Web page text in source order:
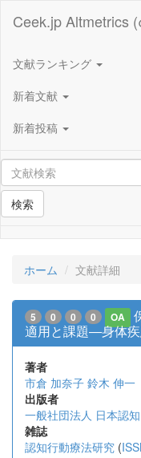
Ceek.jp Altmetrics
文献ランキング
新着文献
新着投稿
検索
ホーム 文献詳細
5 0 0 0 OA
適用と課題―身体
著者
市倉 加奈子 鈴木 伸一
出版者
一般社団法人 日本認
雑誌
認知行動療法研究 (